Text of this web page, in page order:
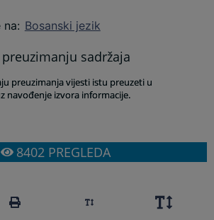
na: Bosanski jezik
sadržaja
preuzimanja vijesti istu preuzeti u
navođenje izvora informacije.
8402 PREGLEDA